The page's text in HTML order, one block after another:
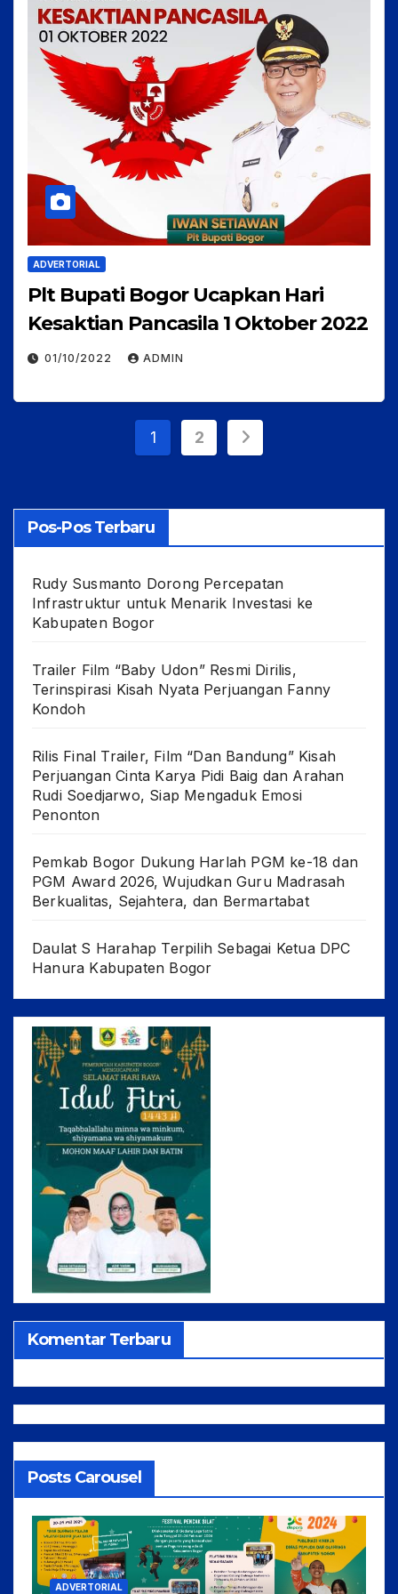
ADVERTORIAL
Plt Bupati Bogor Ucapkan Hari
Kesaktian Pancasila 1 Oktober 2022
01/10/2022 ADMIN
Paginasi
1 2
Pos-Pos Terbaru
Rudy Susmanto Dorong Percepatan
Infrastruktur untuk Menarik Investasi ke
Kabupaten Bogor
Trailer Film “Baby Udon” Resmi Dirilis,
Terinspirasi Kisah Nyata Perjuangan Fanny
Kondoh
Rilis Final Trailer, Film “Dan Bandung” Kisah
Perjuangan Cinta Karya Pidi Baig dan Arahan
Rudi Soedjarwo, Siap Mengaduk Emosi
Penonton
Pemkab Bogor Dukung Harlah PGM ke-18 dan
PGM Award 2026, Wujudkan Guru Madrasah
Berkualitas, Sejahtera, dan Bermartabat
Daulat S Harahap Terpilih Sebagai Ketua DPC
Hanura Kabupaten Bogor
Komentar Terbaru
Posts Carousel
ADVERTORIAL NEWS
CAPAIAN KINERJA